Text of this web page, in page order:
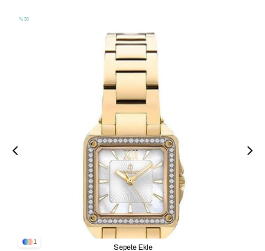
1
Sepete Ekle
%30